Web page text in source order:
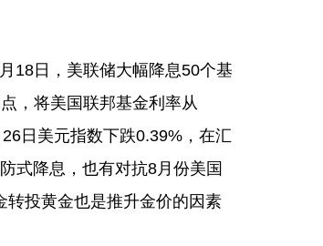
18日，美联储大幅降息50个基
，将美国联邦基金利率从
日美元指数下跌0.39%，在汇
式降息，也有对抗8月份美国
转投黄金也是推升金价的因素